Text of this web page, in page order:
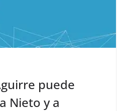
puede
Nieto y a